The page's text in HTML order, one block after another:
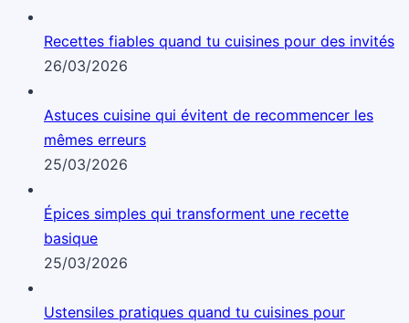
Recettes fiables quand tu cuisines pour des invités
26/03/2026
Astuces cuisine qui évitent de recommencer les
mêmes erreurs
25/03/2026
Épices simples qui transforment une recette
basique
25/03/2026
Ustensiles pratiques quand tu cuisines pour